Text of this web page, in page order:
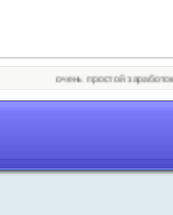
очень простой заработок в